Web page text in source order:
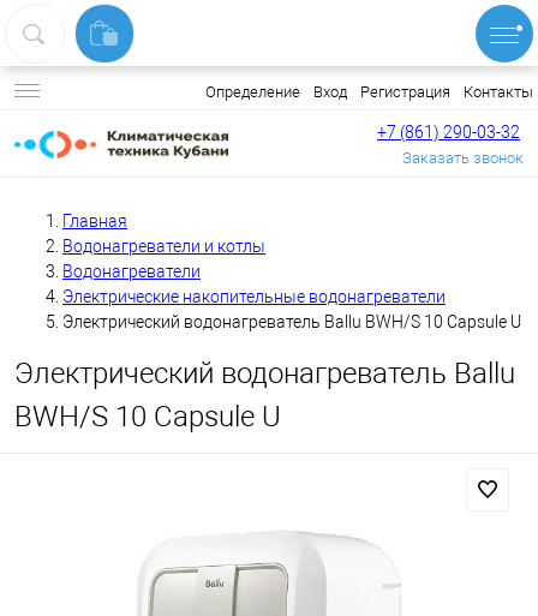
Определение Вход Регистрация Контакты
+7 (861) 290-03-32
Заказать звонок
Главная
Водонагреватели и котлы
Водонагреватели
Электрические накопительные водонагреватели
Электрический водонагреватель Ballu BWH/S 10 Capsule U
Электрический водонагреватель Ballu
BWH/S 10 Capsule U